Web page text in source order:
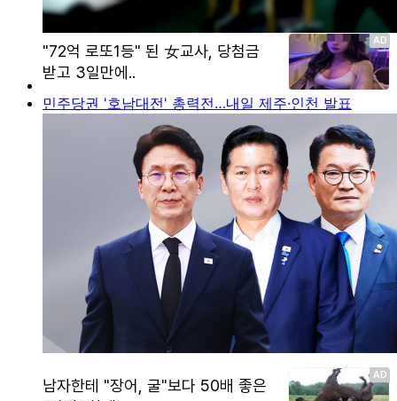
민주당권 '호남대전' 총력전…내일 제주·인천 발표